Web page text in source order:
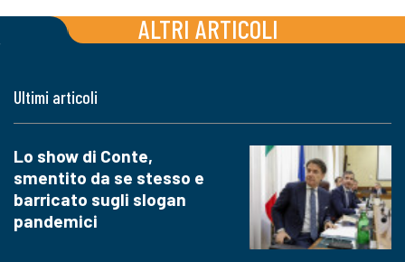
ALTRI ARTICOLI
Ultimi articoli
Lo show di Conte,
smentito da se stesso e
barricato sugli slogan
pandemici